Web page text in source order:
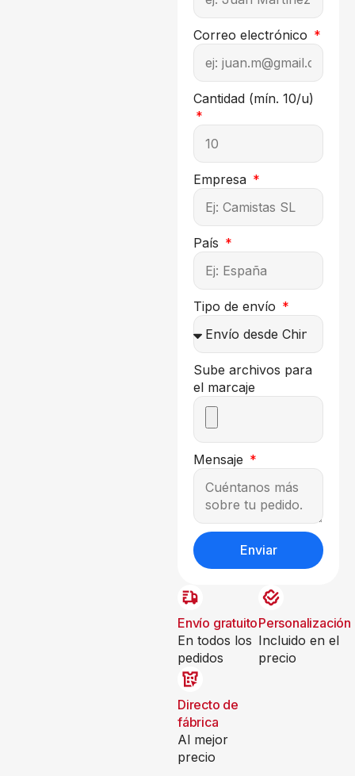
Correo electrónico
Cantidad (mín. 10/u)
Empresa
País
Tipo de envío
Sube archivos para
el marcaje
Mensaje
Enviar
Envío gratuito
En todos los
pedidos
Personalización
Incluido en el
precio
Directo de
fábrica
Al mejor
precio